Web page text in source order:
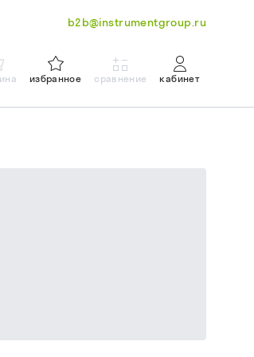
b2b@instrumentgroup.ru
избранное сравнение кабинет